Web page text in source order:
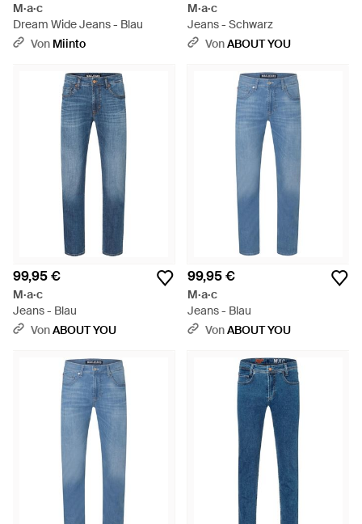
M·a·c
Dream Wide Jeans - Blau
Von Miinto
M·a·c
Jeans - Schwarz
VonABOUT YOU
99,95 €
M·a·c
Jeans - Blau
VonABOUT YOU
99,95 €
M·a·c
Jeans - Blau
VonABOUT YOU